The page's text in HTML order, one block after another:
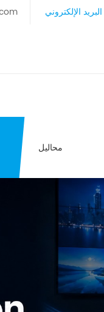
محاليل